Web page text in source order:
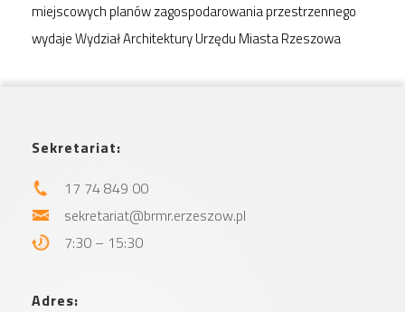
miejscowych planów zagospodarowania przestrzennego
wydaje Wydział Architektury Urzędu Miasta Rzeszowa
Sekretariat:
17 74 849 00
sekretariat@brmr.erzeszow.pl
7:30 – 15:30
Adres: